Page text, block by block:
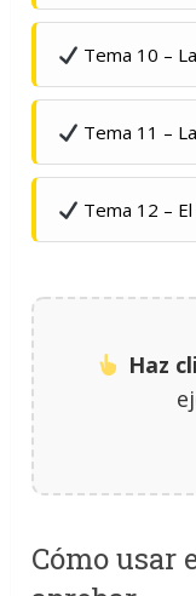
Tema 10 –
Tema 11 –
Tema 12 –
Haz
Cómo usar